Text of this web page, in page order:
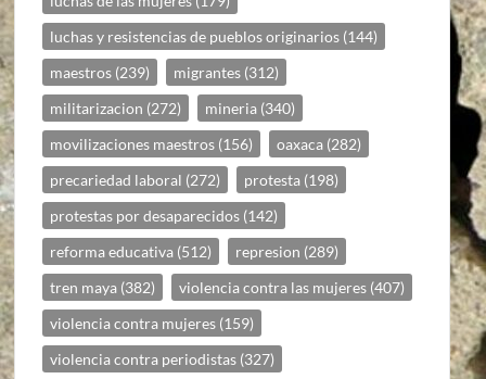
luchas y resistencias de pueblos originarios (144)
maestros (239) migrantes (312)
militarizacion (272) mineria (340)
movilizaciones maestros (156) oaxaca (282)
precariedad laboral (272) protesta (198)
protestas por desaparecidos (142)
reforma educativa (512) represion (289)
tren maya (382) violencia contra las mujeres (407)
violencia contra mujeres (159)
violencia contra periodistas (327)